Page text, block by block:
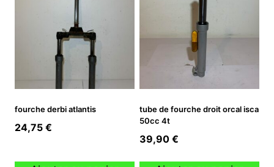
fourche derbi atlantis
24,75 €
tube de fourche droit orcal isca
50cc 4t
39,90 €